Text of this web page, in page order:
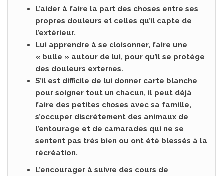
L’aider à faire la part des choses entre ses
propres douleurs et celles qu’il capte de
l’extérieur.
Lui apprendre à se cloisonner, faire une
« bulle » autour de lui, pour qu’il se protège
des douleurs externes.
S’il est difficile de lui donner carte blanche
pour soigner tout un chacun, il peut déjà
faire des petites choses avec sa famille,
s’occuper discrètement des animaux de
l’entourage et de camarades qui ne se
sentent pas très bien ou ont été blessés à la
récréation.
L’encourager à suivre des cours de